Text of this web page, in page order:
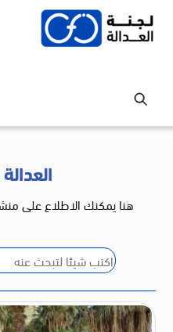
Skip
هنا يمكنك الاطلاع على